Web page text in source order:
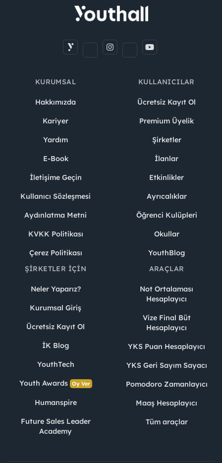
KURUMSAL
Hakkımızda
Kariyer
Yardım
E-Book
İletişime Geçin
Kullanıcı Sözleşmesi
Aydınlatma Metni
KVKK Politikası
Çerez Politikası
KULLANICILAR
Ücretsiz Kayıt Ol
Premium Üyelik
Şirketler
İlanlar
Etkinlikler
Ayrıcalıklar
Öğrenci Kulüpleri
Okullar
YouthBlog
ŞIRKETLER İÇIN
Neler Yaparız?
Kurumsal Giriş
Ücretsiz Kayıt Ol
İK Blog
YouthTech
Youth Awards Oy Ver
Humanspire
Future Sales Leader
Academy
ARAÇLAR
Not Ortalaması
Hesaplayıcı
Vize Final Büt
Hesaplayıcı
YKS Puan Hesaplayıcı
YKS Geri Sayım Sayacı
Pomodoro Zamanlayıcı
Maaş Hesaplayıcı
Tüm araçlar